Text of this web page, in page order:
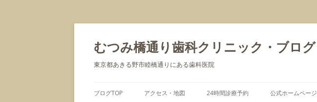
むつみ橋通り歯科クリニック・ブログ
東京都あきる野市睦橋通りにある歯科医院
ブログTOP アクセス・地図 24時間診療予約 公式ホームページ